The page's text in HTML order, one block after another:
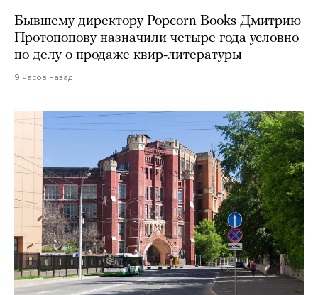
Бывшему директору Popcorn Books Дмитрию
Протопопову назначили четыре года условно
по делу о продаже квир-литературы
9 часов назад